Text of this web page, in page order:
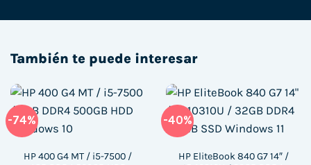
También te puede interesar
-74%
HP 400 G4 MT / i5-7500 /
-40%
HP EliteBook 840 G7 14″ /